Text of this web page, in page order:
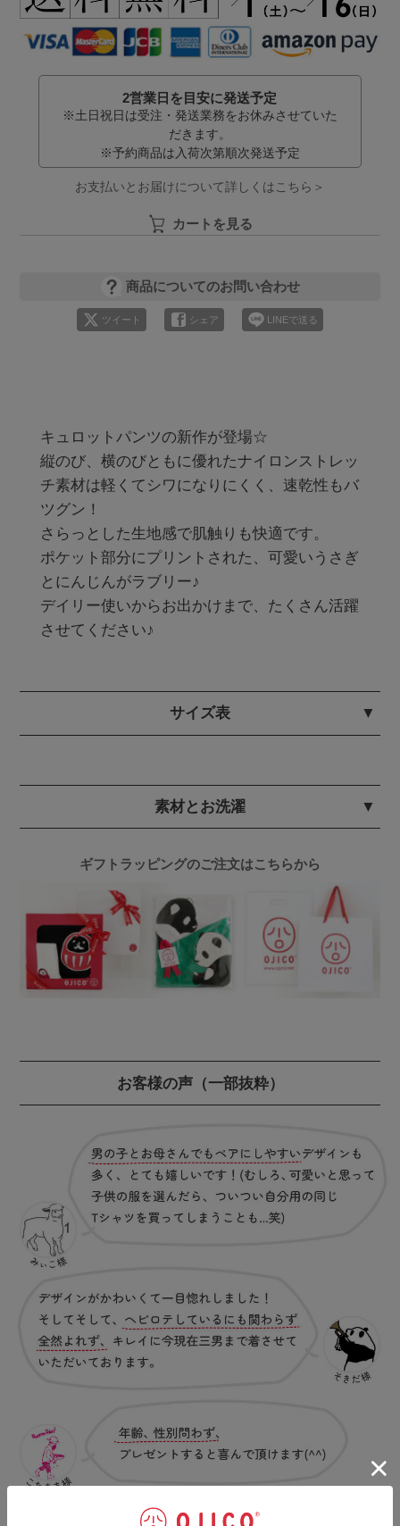
2営業日を目安に発送予定
※土日祝日は受注・発送業務をお休みさせていた
だきます。
※予約商品は入荷次第順次発送予定
お支払いとお届けについて詳しくはこちら＞
カートを見る
商品についてのお問い合わせ
ツイート シェア LINEで送る
キュロットパンツの新作が登場☆
縦のび、横のびともに優れたナイロンストレッ
チ素材は軽くてシワになりにくく、速乾性もバ
ツグン！
さらっとした生地感で肌触りも快適です。
ポケット部分にプリントされた、可愛いうさぎ
とにんじんがラブリー♪
デイリー使いからお出かけまで、たくさん活躍
させてください♪
サイズ表
素材とお洗濯
ギフトラッピングのご注文はこちらから
お客様の声（一部抜粋）